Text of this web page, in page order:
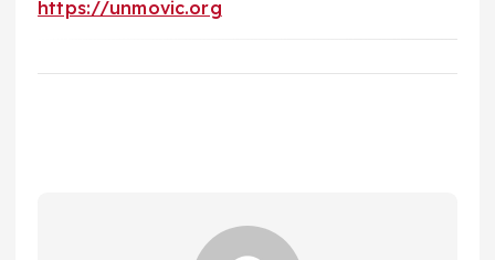
https://unmovic.org